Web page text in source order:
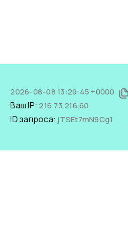
2026-08-08 13:29:45 +0000
Ваш IP:216.73.216.60
ID запроса: jTSEt7mN9Cg1